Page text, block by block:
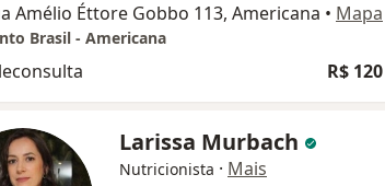
Amélio Éttore Gobbo 113, Americana • Mapa
Brasil - Americana
R$ 120
Larissa Murbach
Nutricionista · Mais